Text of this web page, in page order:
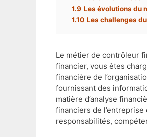
1.9 Les évolutions du
1.10 Les challenges
Le métier de contrôleur
financier, vous êtes
financière de
fournissant des
matière d’analyse
financiers de
responsabilités,